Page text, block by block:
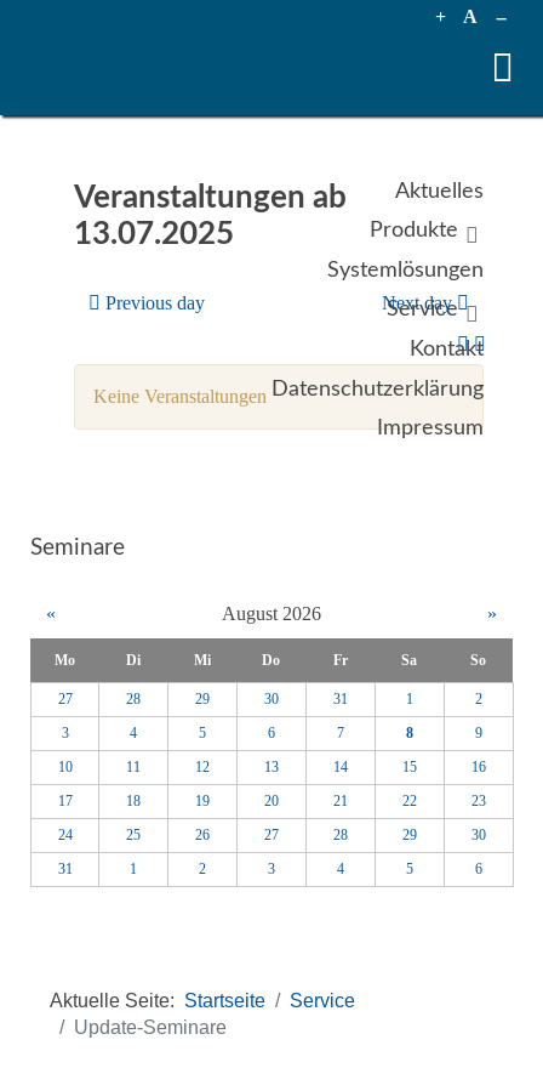
+ A --
Aktuelles
Produkte
Systemlösungen
Service
Kontakt
Datenschutzerklärung
Impressum
Veranstaltungen ab
13.07.2025
Previous day Next day
Keine Veranstaltungen
Seminare
« August 2026 »
Mo Di Mi Do Fr Sa So
27 28 29 30 31 1
2
3
4 5 6 7 8
9
10
11 12 13 14 15
16
17
18 19 20 21 22
23
24
25 26 27 28 29
30
31
1 2 3 4 5 6
Aktuelle Seite: Startseite
Service
Update-Seminare